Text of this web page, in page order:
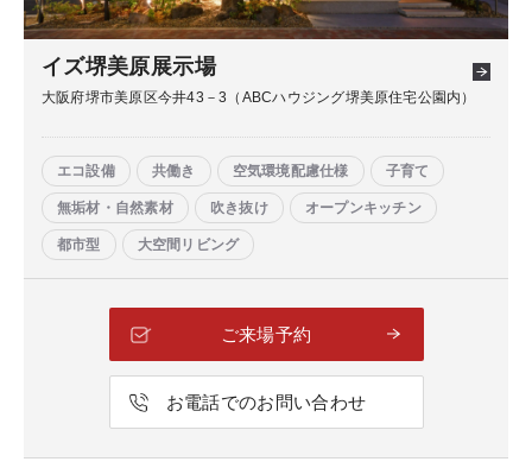
イズ堺美原展示場
大阪府堺市美原区今井43－3（ABCハウジング堺美原住宅公園内）
エコ設備 共働き 空気環境配慮仕様 子育て
無垢材・自然素材 吹き抜け オープンキッチン
都市型 大空間リビング
ご来場予約
お電話でのお問い合わせ